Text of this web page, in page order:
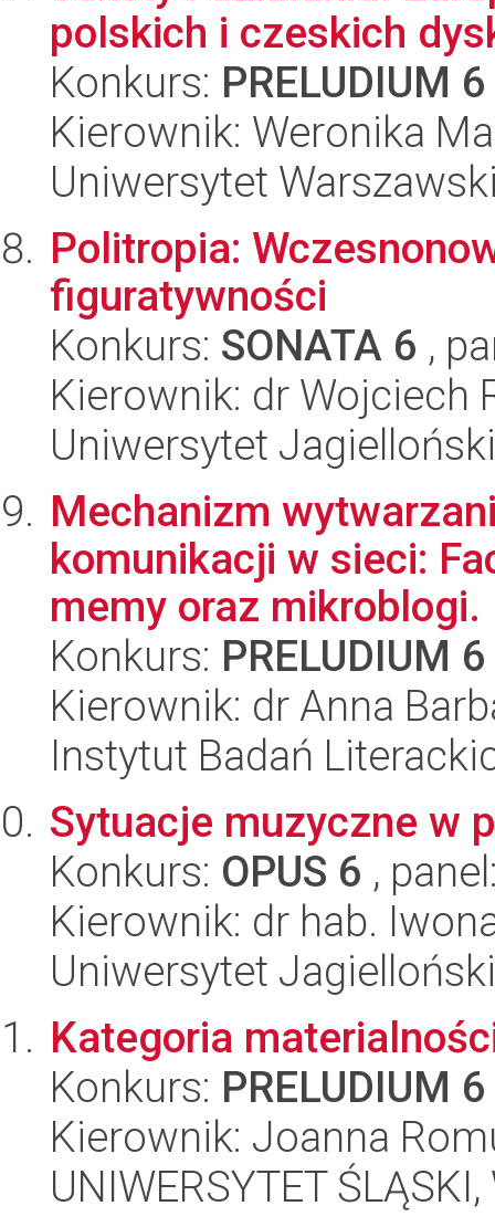
polskich i czeskich
Konkurs: PRELUDIUM 6
Kierownik: Weronika
Uniwersytet
Politropia:
figuratywności
Konkurs: SONATA 6 ,
Kierownik: dr Wojciech
Uniwersytet
Mechanizm
komunikacji w sieci:
memy oraz mikroblogi.
Konkurs: PRELUDIUM 6
Kierownik: dr Anna
Instytut Badań
Sytuacje muzyczne w
Konkurs: OPUS 6 ,
Kierownik: dr hab.
Uniwersytet
Kategoria
Konkurs: PRELUDIUM 6
Kierownik: Joanna
UNIWERSYTET